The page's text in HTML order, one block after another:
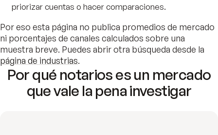
priorizar cuentas o hacer comparaciones.
Por eso esta página no publica promedios de mercado
ni porcentajes de canales calculados sobre una
muestra breve. Puedes abrir otra búsqueda desde la
página de industrias.
Por qué notarios es un mercado
que vale la pena investigar